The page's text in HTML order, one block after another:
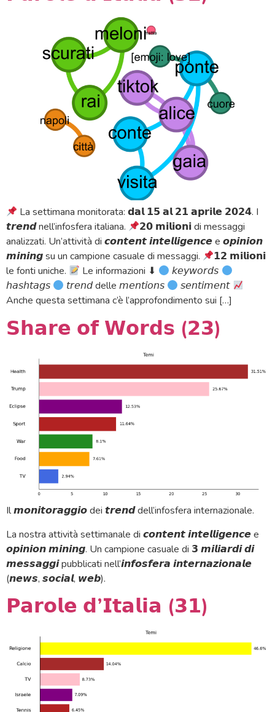
La settimana monitorata: 𝗱𝗮𝗹 𝟭𝟱 𝗮𝗹 𝟮𝟭 𝗮𝗽𝗿𝗶𝗹𝗲 𝟮𝟬𝟮𝟰. I
𝙩𝙧𝙚𝙣𝙙 nell’infosfera italiana.
𝟮𝟬 𝗺𝗶𝗹𝗶𝗼𝗻𝗶 di messaggi
analizzati. Un’attività di 𝙘𝙤𝙣𝙩𝙚𝙣𝙩 𝙞𝙣𝙩𝙚𝙡𝙡𝙞𝙜𝙚𝙣𝙘𝙚 e 𝙤𝙥𝙞𝙣𝙞𝙤𝙣
𝙢𝙞𝙣𝙞𝙣𝙜 su un campione casuale di messaggi.
𝟭𝟮 𝗺𝗶𝗹𝗶𝗼𝗻𝗶
le fonti uniche.
Le informazioni ⬇
𝘬𝘦𝘺𝘸𝘰𝘳𝘥𝘴
𝘩𝘢𝘴𝘩𝘵𝘢𝘨𝘴
𝘵𝘳𝘦𝘯𝘥 delle 𝘮𝘦𝘯𝘵𝘪𝘰𝘯𝘴
𝘴𝘦𝘯𝘵𝘪𝘮𝘦𝘯𝘵
Anche questa settimana c’è l’approfondimento sui […]
𝗦𝗵𝗮𝗿𝗲 𝗼𝗳 𝗪𝗼𝗿𝗱𝘀 (𝟮𝟯)
Il 𝙢𝙤𝙣𝙞𝙩𝙤𝙧𝙖𝙜𝙜𝙞𝙤 dei 𝙩𝙧𝙚𝙣𝙙 dell’infosfera internazionale.
La nostra attività settimanale di 𝙘𝙤𝙣𝙩𝙚𝙣𝙩 𝙞𝙣𝙩𝙚𝙡𝙡𝙞𝙜𝙚𝙣𝙘𝙚 e
𝙤𝙥𝙞𝙣𝙞𝙤𝙣 𝙢𝙞𝙣𝙞𝙣𝙜. Un campione casuale di 𝟯 𝙢𝙞𝙡𝙞𝙖𝙧𝙙𝙞 𝙙𝙞
𝙢𝙚𝙨𝙨𝙖𝙜𝙜𝙞 pubblicati nell’𝙞𝙣𝙛𝙤𝙨𝙛𝙚𝙧𝙖 𝙞𝙣𝙩𝙚𝙧𝙣𝙖𝙯𝙞𝙤𝙣𝙖𝙡𝙚
(𝙣𝙚𝙬𝙨, 𝙨𝙤𝙘𝙞𝙖𝙡, 𝙬𝙚𝙗).
𝗣𝗮𝗿𝗼𝗹𝗲 𝗱’𝗜𝘁𝗮𝗹𝗶𝗮 (𝟯𝟭)